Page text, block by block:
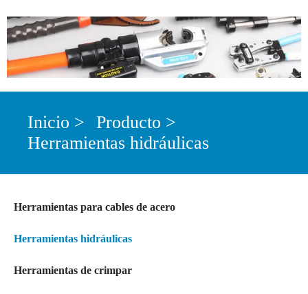
Inicio > Producto >
Herramientas hidráulicas
Herramientas para cables de acero
Herramientas hidráulicas
Herramientas de crimpar